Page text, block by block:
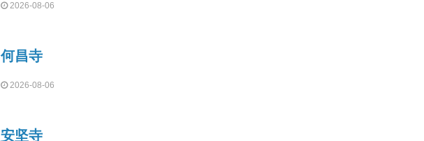
2026-08-06
何昌寺
2026-08-06
安坚寺